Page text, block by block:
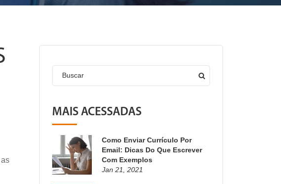
Buscar
MAIS ACESSADAS
Como Enviar Currículo Por
Email: Dicas Do Que Escrever
Com Exemplos
Jan 21, 2021